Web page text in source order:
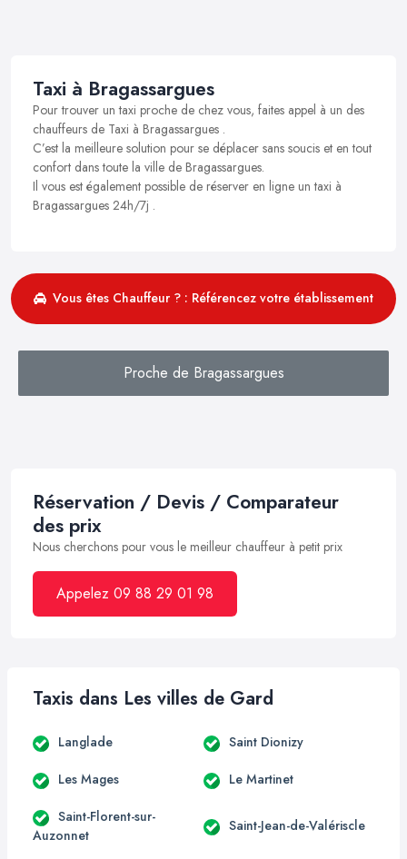
Taxi à Bragassargues
Pour trouver un taxi proche de chez vous, faites appel à un des
chauffeurs de Taxi à Bragassargues .
C’est la meilleure solution pour se déplacer sans soucis et en tout
confort dans toute la ville de Bragassargues.
Il vous est également possible de réserver en ligne un taxi à
Bragassargues 24h/7j .
Vous êtes Chauffeur ? : Référencez votre établissement
Proche de Bragassargues
Réservation / Devis / Comparateur
des prix
Nous cherchons pour vous le meilleur chauffeur à petit prix
Appelez 09 88 29 01 98
Taxis dans Les villes de Gard
Langlade Saint Dionizy
Les Mages Le Martinet
Saint-Florent-sur-
Auzonnet
Saint-Jean-de-Valériscle